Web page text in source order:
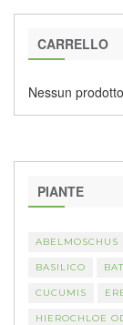
CARRELLO
Nessun
PIANTE
ABELMOSCHUS
BASILICO
CUCUMIS
HIEROCHLOE